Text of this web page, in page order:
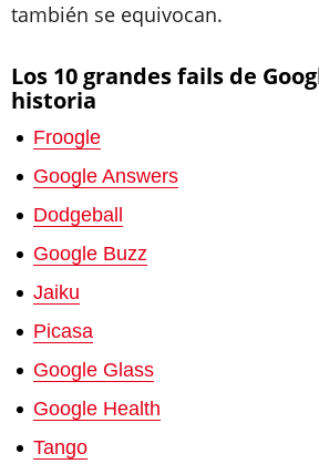
también se equivocan.
Los 10 grandes fails de
historia
Froogle
Google Answers
Dodgeball
Google Buzz
Jaiku
Picasa
Google Glass
Google Health
Tango